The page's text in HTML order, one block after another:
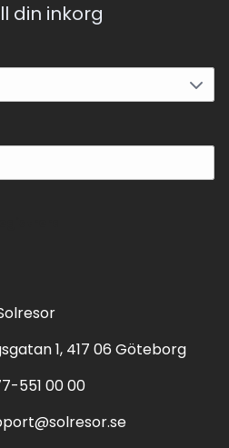
din inkorg
1, 417 06 Göteborg
551 00 00